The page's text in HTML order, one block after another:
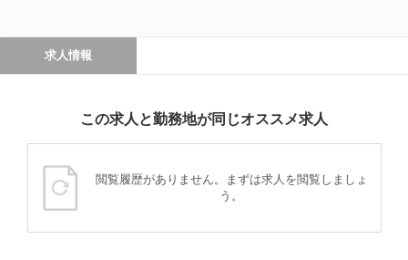
求人情報
この求人と勤務地が同じオススメ求人
閲覧履歴がありません。まずは求人を閲覧しましょ
う。